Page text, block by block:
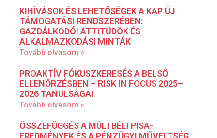
KIHÍVÁSOK ÉS LEHETŐSÉGEK A KAP ÚJ
TÁMOGATÁSI RENDSZERÉBEN:
GAZDÁLKODÓI ATTITŰDÖK ÉS
ALKALMAZKODÁSI MINTÁK
Tovább olvasom »
PROAKTÍV FÓKUSZKERESÉS A BELSŐ
ELLENŐRZÉSBEN – RISK IN FOCUS 2025–
2026 TANULSÁGAI
Tovább olvasom »
ÖSSZEFÜGGÉS A MÚLTBÉLI PISA-
EREDMÉNYEK ÉS A PÉNZÜGYI MŰVELTSÉG